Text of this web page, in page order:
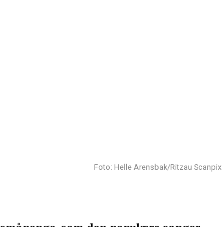
Foto: Helle Arensbak/Ritzau Scanpix